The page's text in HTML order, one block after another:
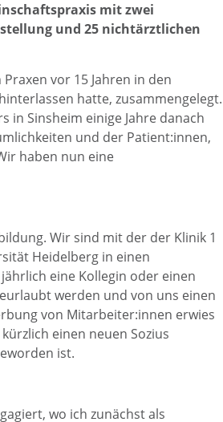
mit zwei
und 25 nichtärztlichen
vor 15 Jahren in den
hatte, zusammengelegt.
Sinsheim einige Jahre danach
und der Patient:innen,
haben nun eine
Wir sind mit der der Klinik 1
Heidelberg in einen
eine Kollegin oder einen
werden und von uns einen
von Mitarbeiter:innen erwies
einen neuen Sozius
ist.
wo ich zunächst als